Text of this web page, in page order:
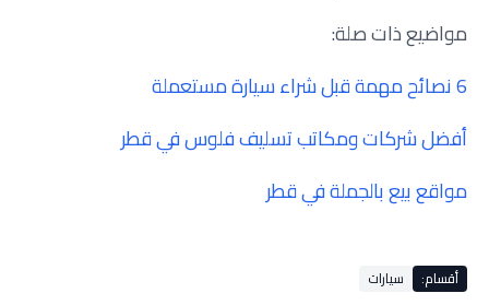
مواضيع ذات صلة:
6 نصائح مهمة قبل شراء سيارة مستعملة
أفضل شركات ومكاتب تسليف فلوس في قطر
مواقع بيع بالجملة في قطر
أقسام: سيارات